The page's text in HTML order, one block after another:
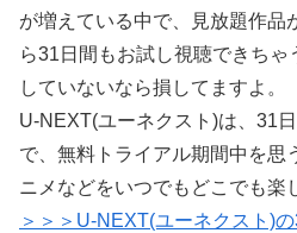
が増えている中で、見放題作品
ら31日間もお試し視聴できち
していないなら損してますよ。
U-NEXT(ユーネクスト)は、31
で、無料トライアル期間中を思
ニメなどをいつでもどこでも楽
＞＞＞U-NEXT(ユーネクスト)